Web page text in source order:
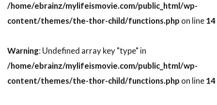
スティーヴン・プリンス
スティーヴン・ミリオン
スティーヴン・メイザー
/home/ebrainz/mylifeismovie.com/public_html/wp-
content/themes/the-thor-child/functions.php on line14
Warning: Undefined array key "type" in
/home/ebrainz/mylifeismovie.com/public_html/wp-
content/themes/the-thor-child/functions.php on line14